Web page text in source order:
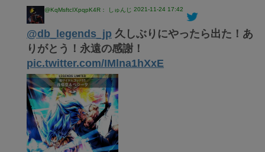
@KqMsftcIXpqpK4R： しゅんじ 2021-11-24 17:42
@db_legends_jp 久しぶりにやったら出た！あ
りがとう！永遠の感謝！
pic.twitter.com/IMlna1hXxE